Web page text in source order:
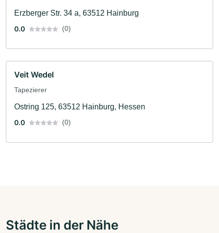
Erzberger Str. 34 a, 63512 Hainburg
0.0
(0)
Veit Wedel
Tapezierer
Ostring 125, 63512 Hainburg, Hessen
0.0
(0)
Städte in der Nähe